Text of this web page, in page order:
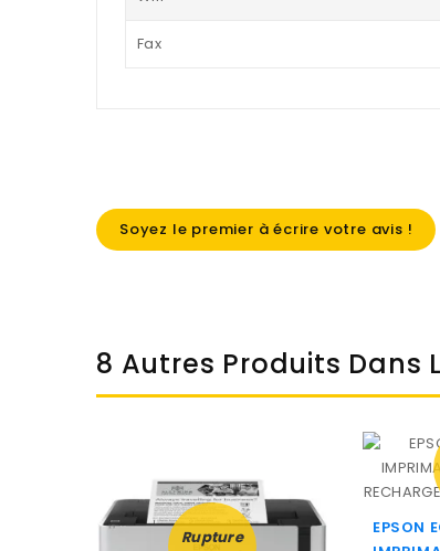
Fax
Soyez le premier à écrire votre avis !
8 Autres Produits Dans
Rupture
EPSON